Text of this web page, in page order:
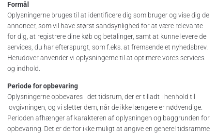
Formål
Oplysningerne bruges til at identificere dig som bruger og vise dig de
annoncer, som vil have størst sandsynlighed for at være relevante
for dig, at registrere dine køb og betalinger, samt at kunne levere de
services, du har efterspurgt, som f.eks. at fremsende et nyhedsbrev.
Herudover anvender vi oplysningerne til at optimere vores services
og indhold.
Periode for opbevaring
Oplysningerne opbevares i det tidsrum, der er tilladt i henhold til
lovgivningen, og vi sletter dem, når de ikke længere er nødvendige.
Perioden afhænger af karakteren af oplysningen og baggrunden for
opbevaring. Det er derfor ikke muligt at angive en generel tidsramme